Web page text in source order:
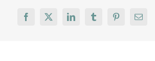
Facebook
X LinkedInTumblrPinterestEmail